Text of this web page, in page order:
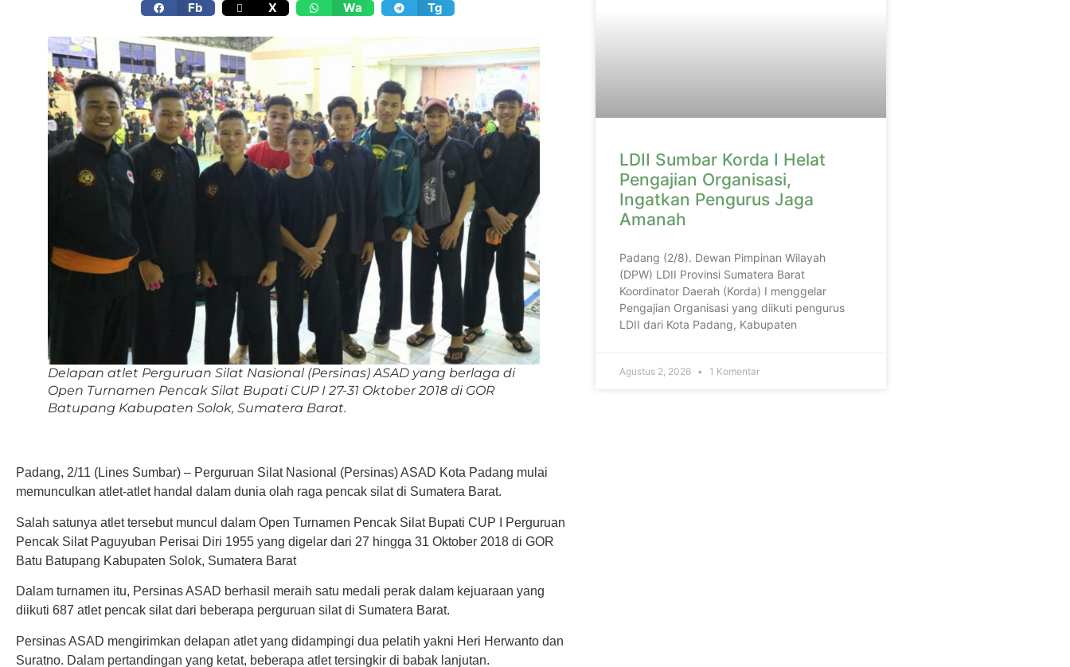
Fb X Wa Tg
Delapan atlet Perguruan Silat Nasional (Persinas) ASAD yang berlaga di
Open Turnamen Pencak Silat Bupati CUP I 27-31 Oktober 2018 di GOR
Batupang Kabupaten Solok, Sumatera Barat.
Padang, 2/11 (Lines Sumbar) – Perguruan Silat Nasional (Persinas) ASAD Kota Padang mulai
memunculkan atlet-atlet handal dalam dunia olah raga pencak silat di Sumatera Barat.
Salah satunya atlet tersebut muncul dalam Open Turnamen Pencak Silat Bupati CUP I Perguruan
Pencak Silat Paguyuban Perisai Diri 1955 yang digelar dari 27 hingga 31 Oktober 2018 di GOR
Batu Batupang Kabupaten Solok, Sumatera Barat
Dalam turnamen itu, Persinas ASAD berhasil meraih satu medali perak dalam kejuaraan yang
diikuti 687 atlet pencak silat dari beberapa perguruan silat di Sumatera Barat.
Persinas ASAD mengirimkan delapan atlet yang didampingi dua pelatih yakni Heri Herwanto dan
Suratno. Dalam pertandingan yang ketat, beberapa atlet tersingkir di babak lanjutan.
LDII Sumbar Korda I Helat
Pengajian Organisasi,
Ingatkan Pengurus Jaga
Amanah
Padang (2/8). Dewan Pimpinan Wilayah
(DPW) LDII Provinsi Sumatera Barat
Koordinator Daerah (Korda) I menggelar
Pengajian Organisasi yang diikuti pengurus
LDII dari Kota Padang, Kabupaten
Agustus 2, 2026 1 Komentar